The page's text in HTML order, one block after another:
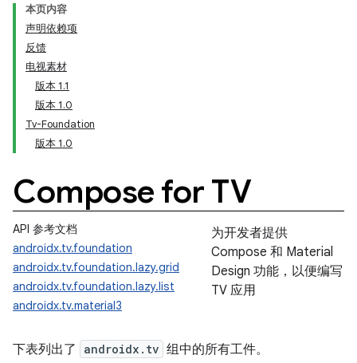
本页内容
声明依赖项
反馈
电视素材
版本 1.1
版本 1.0
Tv-Foundation
版本 1.0
Compose for TV
API 参考文档
androidx.tv.foundation
androidx.tv.foundation.lazy.grid
androidx.tv.foundation.lazy.list
androidx.tv.material3
为开发者提供
Compose 和 Material
Design 功能，以便编写
TV 应用
下表列出了 androidx.tv 组中的所有工件。